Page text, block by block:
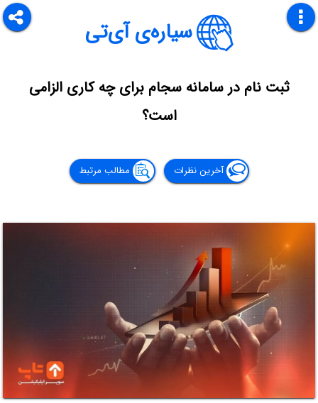
سیاره‌ی آی‌تی
ثبت نام در سامانه سجام برای چه کاری الزامی
است؟
آخرین نظرات مطالب مرتبط